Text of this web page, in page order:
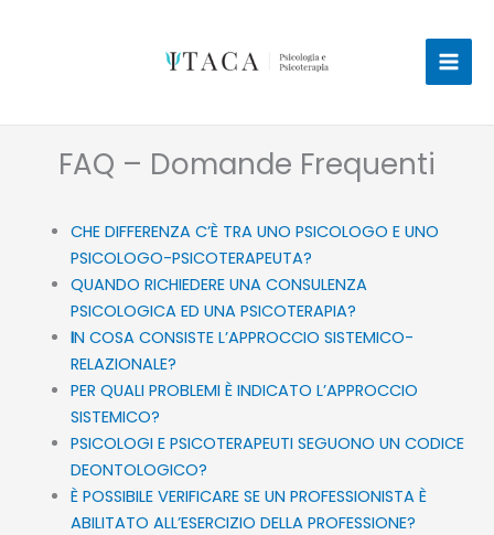
FAQ – Domande Frequenti
CHE DIFFERENZA C’È TRA UNO PSICOLOGO E UNO
PSICOLOGO-PSICOTERAPEUTA?
QUANDO RICHIEDERE UNA CONSULENZA
PSICOLOGICA ED UNA PSICOTERAPIA?
IN COSA CONSISTE L’APPROCCIO SISTEMICO-
RELAZIONALE?
PER QUALI PROBLEMI È INDICATO L’APPROCCIO
SISTEMICO?
PSICOLOGI E PSICOTERAPEUTI SEGUONO UN CODICE
DEONTOLOGICO?
È POSSIBILE VERIFICARE SE UN PROFESSIONISTA È
ABILITATO ALL’ESERCIZIO DELLA PROFESSIONE?